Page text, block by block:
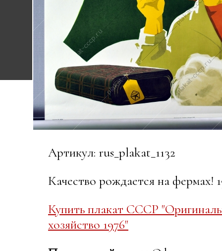
Артикул: rus_plakat_1132
Качество рождается на фермах!
Купить плакат СССР
хозяйство 1976"